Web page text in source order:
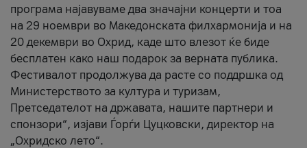
програма најавуваме два значајни концерти и тоа
на 29 ноември во Македонската филхармонија и на
20 декември во Охрид, каде што влезот ќе биде
бесплатен како наш подарок за верната публика.
Фестивалот продолжува да расте со поддршка од
Министерството за култура и туризам,
Претседателот на државата, нашите партнери и
спонзори“, изјави Ѓорѓи Цуцковски, директор на
„Охридско лето“.